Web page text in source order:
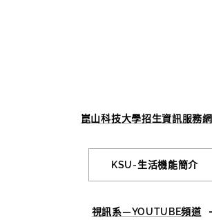
崑山科技大學招生資訊服務網
KSU-生活機能簡介
視訊系—YOUTUBE頻道